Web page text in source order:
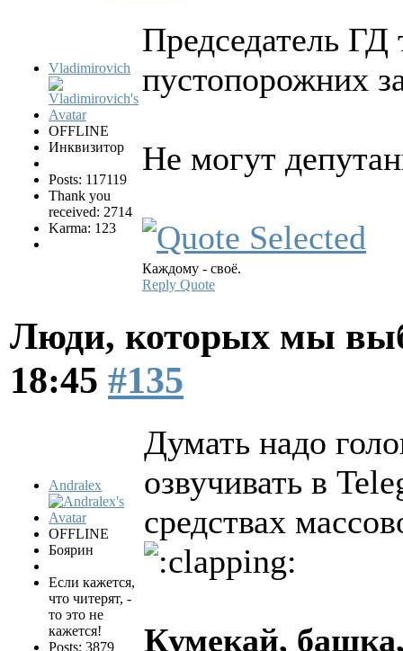
Vladimirovich
OFFLINE
Инквизитор
Posts: 117119
Thank you
received: 2714
Karma: 123
Председатель ГД
пустопорожних
Не могут
Каждому - своё.
Reply Quote
Люди, которых мы
18:45 #135
Andralex
OFFLINE
Боярин
Если кажется,
что читерят, -
то это не
кажется!
Posts: 3879
Думать надо
озвучивать в
средствах
Кумекай,